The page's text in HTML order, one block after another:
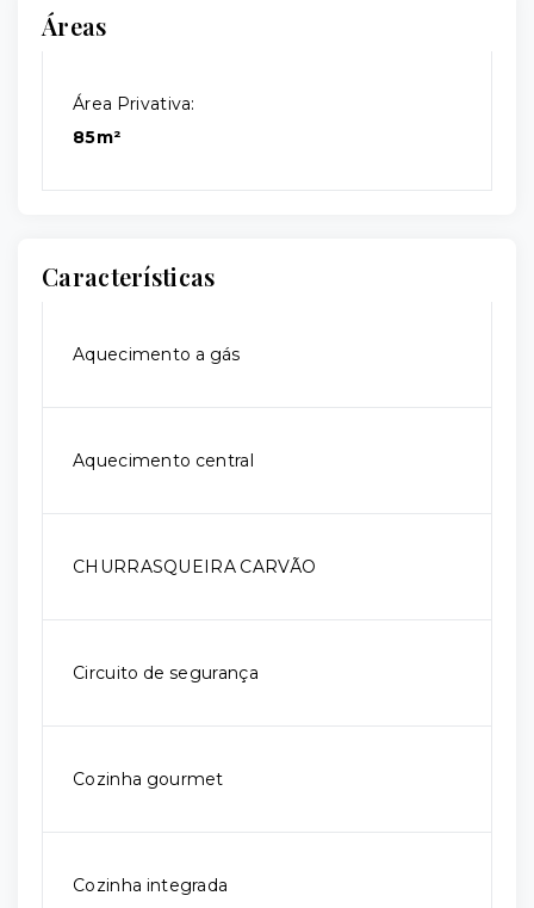
Áreas
Área Privativa:
85m²
Características
Aquecimento a gás
Aquecimento central
CHURRASQUEIRA CARVÃO
Circuito de segurança
Cozinha gourmet
Cozinha integrada